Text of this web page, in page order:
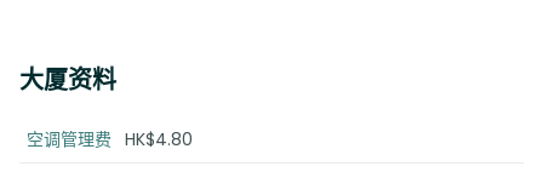
大厦资料
空调管理费 HK$4.80